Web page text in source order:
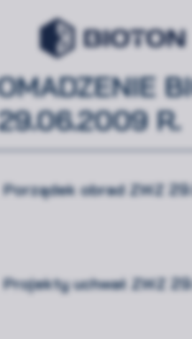
R.
Porządek obrad ZWZ
Projekty uchwał ZWZ